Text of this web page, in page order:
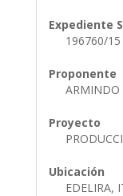
Expediente
196760/15
Proponente
ARMINDO
Proyecto
Ubicación
EDELIRA,